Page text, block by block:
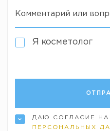
Комментарий или
Я косметолог
ДАЮ СОГЛАСИЕ НА
ПЕРСОНАЛЬНЫХ